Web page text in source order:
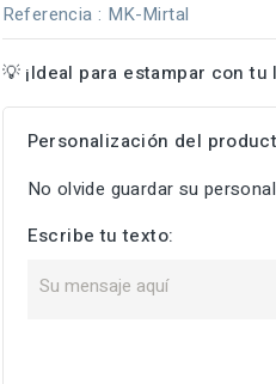
Referencia : MK-Mirtal
💡 ¡Ideal para estampar con
Personalización del
No olvide guardar su
Escribe tu texto: